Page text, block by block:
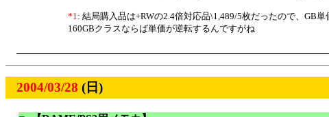
*1 : 結局購入品は+RWの2.4倍対応品\1,489/5枚だったので、GB
160GBクラスならば単価が逆転するんですがね
2004/03/28 (日)